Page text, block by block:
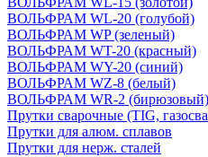
ВОЛЬФРАМ WL-20 (голубой)
ВОЛЬФРАМ WP (зеленый)
ВОЛЬФРАМ WT-20 (красный)
ВОЛЬФРАМ WY-20 (синий)
ВОЛЬФРАМ WZ-8 (белый)
ВОЛЬФРАМ WR-2 (бирюзовый)
Прутки сварочные (TIG,
Прутки для алюм. сплавов
Прутки для нерж. сталей